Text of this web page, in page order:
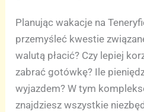
Planując wakacje na
przemyśleć kwestie
walutą płacić? Czy lepiej
zabrać gotówkę? Ile
wyjazdem? W tym
znajdziesz wszystkie